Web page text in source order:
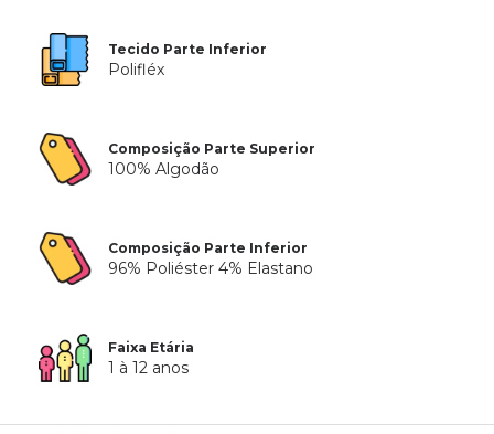
Tecido Parte Inferior
Polifléx
Composição Parte Superior
100% Algodão
Composição Parte Inferior
96% Poliéster 4% Elastano
Faixa Etária
1 à 12 anos